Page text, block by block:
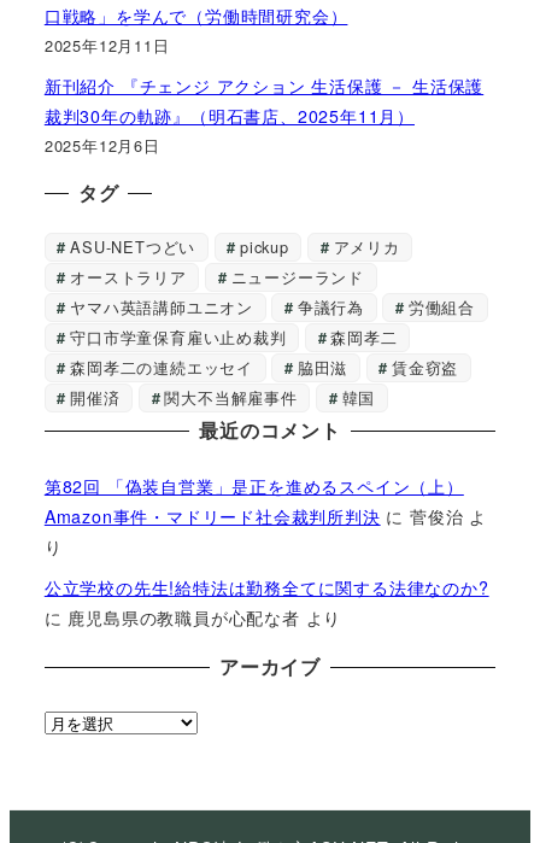
口戦略」を学んで（労働時間研究会）
2025年12月11日
新刊紹介 『チェンジ アクション 生活保護 － 生活保護
裁判30年の軌跡』（明石書店、2025年11月）
2025年12月6日
タグ
ASU-NETつどい pickup
アメリカ
オーストラリア
ニュージーランド
ヤマハ英語講師ユニオン
争議行為
労働組合
守口市学童保育雇い止め裁判
森岡孝二
森岡孝二の連続エッセイ
脇田滋
賃金窃盗
開催済
関大不当解雇事件 韓国
最近のコメント
第82回 「偽装自営業」是正を進めるスペイン（上）
Amazon事件・マドリード社会裁判所判決 に菅俊治 よ
り
公立学校の先生!給特法は勤務全てに関する法律なのか?
に 鹿児島県の教職員が心配な者 より
アーカイブ
ア
イ